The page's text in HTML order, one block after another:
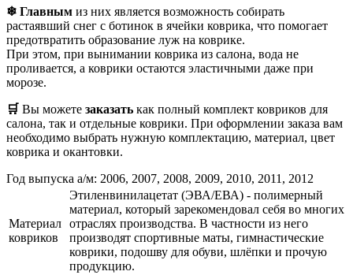
❄ Главным из них является возможность собирать
растаявший снег с ботинок в ячейки коврика, что помогает
предотвратить образование луж на коврике.
При этом, при вынимании коврика из салона, вода не
проливается, а коврики остаются эластичными даже при
морозе.
🛒 Вы можете заказать как полный комплект ковриков для
салона, так и отдельные коврики. При оформлении заказа вам
необходимо выбрать нужную комплектацию, материал, цвет
коврика и окантовки.
Год выпуска а/м: 2006, 2007, 2008, 2009, 2010, 2011, 2012
Материал
ковриков
Этиленвинилацетат (ЭВА/ЕВА) - полимерный
материал, который зарекомендовал себя во многих
отраслях производства. В частности из него
производят спортивные маты, гимнастические
коврики, подошву для обуви, шлёпки и прочую
продукцию.